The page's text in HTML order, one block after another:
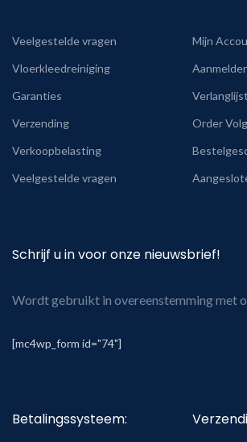
Veelgestelde vragen
Vloerkleedreiniging
Garanties
Verzending
Verkoopbelasting
Veelgestelde vragen
Mijn
Order
Schrijf u in voor onze nieuwsbrief!
Wordt gebruikt in overeenstemming met
[mc4wp_form id="74"]
Betalingssysteem: